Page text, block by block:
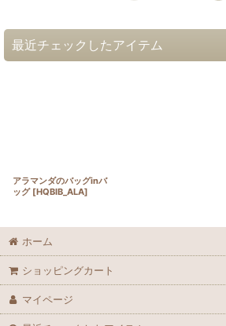
最近チェックしたアイテム
アラマンダのバッグinバ
ッグ [HQBIB_ALA]
ホーム
ショッピングカート
マイページ